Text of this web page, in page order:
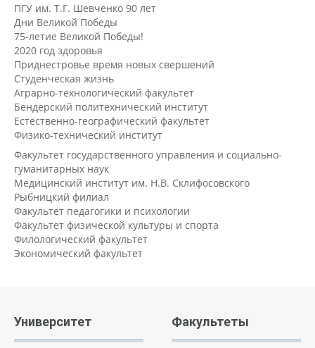
ПГУ им. Т.Г. Шевченко 90 лет
Дни Великой Победы
75-летие Великой Победы!
2020 год здоровья
Приднестровье время новых свершений
Студенческая жизнь
Аграрно-технологический факультет
Бендерский политехнический институт
Естественно-географический факультет
Физико-технический институт
Факультет государственного управления и социально-
гуманитарных наук
Медицинский институт им. Н.В. Склифосовского
Рыбницкий филиал
Факультет педагогики и психологии
Факультет физической культуры и спорта
Филологический факультет
Экономический факультет
Университет Факультеты